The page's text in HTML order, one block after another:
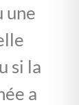
une
si la
a